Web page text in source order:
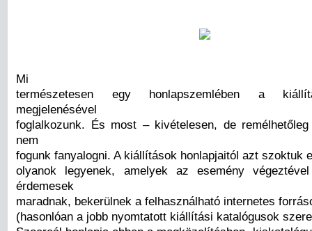
Mi
természetesen egy honlapszemlében a
megjelenésével
foglalkozunk. És most – kivételesen, de
nem
fogunk fanyalogni. A kiállítások honlapjaitól azt szoktuk
olyanok legyenek, amelyek az esemény
érdemesek
maradnak, bekerülnek a felhasználható internetes
(hasonlóan a jobb nyomtatott kiállítási katalógusok